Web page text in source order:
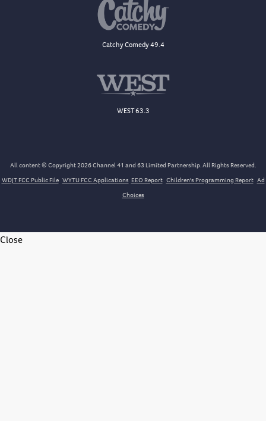
Catchy Comedy 49.4
WEST 63.3
All content © Copyright 2026 Channel 41 and 63 Limited Partnership. All Rights Reserved.
WDJT FCC Public File WYTU FCC Applications EEO Report Children's Programming Report Ad
Choices
Close